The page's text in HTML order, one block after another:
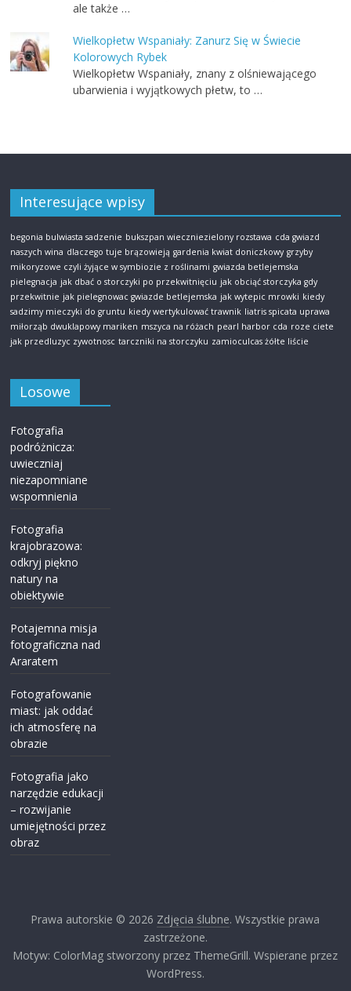
ale także …
Wielkopłetw Wspaniały: Zanurz Się w Świecie
Kolorowych Rybek
Wielkopłetw Wspaniały, znany z olśniewającego
ubarwienia i wyjątkowych płetw, to …
Interesujące wpisy
begonia bulwiasta sadzenie bukszpan wieczniezielony rozstawa cda gwiazd
naszych wina dlaczego tuje brązowieją gardenia kwiat doniczkowy grzyby
mikoryzowe czyli żyjące w symbiozie z roślinami gwiazda betlejemska
pielegnacja jak dbać o storczyki po przekwitnięciu jak obciąć storczyka gdy
przekwitnie jak pielegnowac gwiazde betlejemska jak wytepic mrowki kiedy
sadzimy mieczyki do gruntu kiedy wertykulować trawnik liatris spicata uprawa
miłorząb dwuklapowy mariken mszyca na różach pearl harbor cda roze ciete
jak przedluzyc zywotnosc tarczniki na storczyku zamioculcas żółte liście
Losowe
Fotografia
podróżnicza:
uwieczniaj
niezapomniane
wspomnienia
Fotografia
krajobrazowa:
odkryj piękno
natury na
obiektywie
Potajemna misja
fotograficzna nad
Araratem
Fotografowanie
miast: jak oddać
ich atmosferę na
obrazie
Fotografia jako
narzędzie edukacji
– rozwijanie
umiejętności przez
obraz
Prawa autorskie © 2026 Zdjęcia ślubne. Wszystkie prawa
zastrzeżone.
Motyw: ColorMag stworzony przez ThemeGrill. Wspierane przez
WordPress.